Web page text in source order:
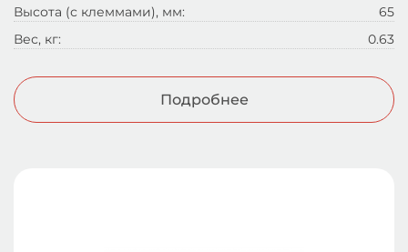
Высота (с клеммами), мм:
65
Вес, кг:
0.63
Подробнее